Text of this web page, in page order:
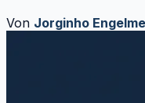
Von Jorginho